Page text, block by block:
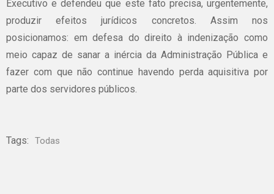
Executivo e defendeu que este fato precisa, urgentemente,
produzir efeitos jurídicos concretos. Assim nos
posicionamos: em defesa do direito à indenização como
meio capaz de sanar a inércia da Administração Pública e
fazer com que não continue havendo perda aquisitiva por
parte dos servidores públicos.
Tags: Todas